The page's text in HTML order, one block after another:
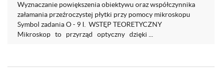
Wyznaczanie powiększenia obiektywu oraz współczynnika
załamania przeźroczystej płytki przy pomocy mikroskopu
Symbol zadania O - 9 I. WSTĘP TEORETYCZNY
Mikroskop to przyrząd optyczny dzięki ...